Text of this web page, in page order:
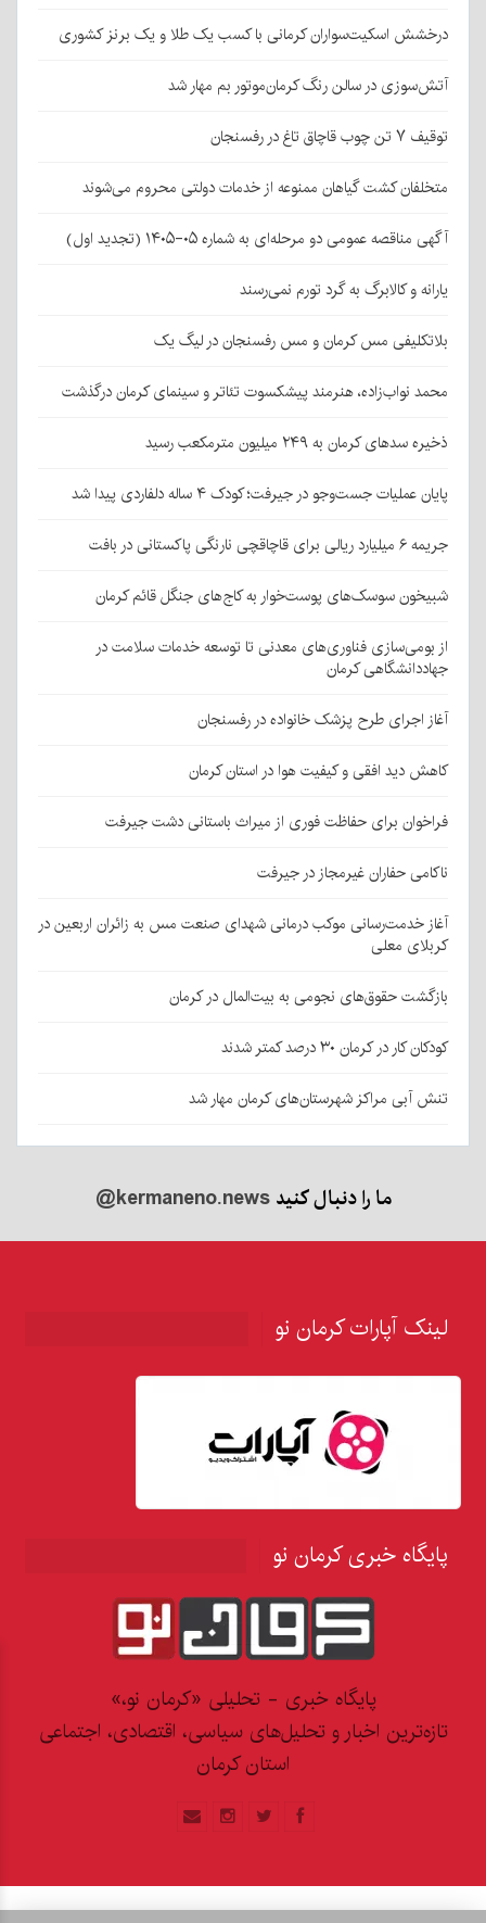
درخشش اسکیت‌سواران کرمانی با کسب یک طلا و یک برنز کشوری
آتش‌سوزی در سالن رنگ کرمان‌موتور بم مهار شد
توقیف ۷ تن چوب قاچاق تاغ در رفسنجان
متخلفان کشت گیاهان ممنوعه از خدمات دولتی محروم می‌شوند
آگهی مناقصه عمومی دو مرحله‌ای به شماره ۰۵-۱۴۰۵ (تجدید اول)
یارانه و کالابرگ به گرد تورم نمی‌رسند
بلاتکلیفی مس کرمان و مس رفسنجان در لیگ یک
محمد نواب‌زاده، هنرمند پیشکسوت تئاتر و سینمای کرمان درگذشت
ذخیره سدهای کرمان به ۲۴۹ میلیون مترمکعب رسید
پایان عملیات جست‌وجو در جیرفت؛ کودک ۴ ساله دلفاردی پیدا شد
جریمه ۶ میلیارد ریالی برای قاچاقچی نارنگی پاکستانی در بافت
شبیخون سوسک‌های پوست‌خوار به کاج‌های جنگل قائم کرمان
از بومی‌سازی فناوری‌های معدنی تا توسعه خدمات سلامت در
جهاددانشگاهی کرمان
آغاز اجرای طرح پزشک خانواده در رفسنجان
کاهش دید افقی و کیفیت هوا در استان کرمان
فراخوان برای حفاظت فوری از میراث باستانی دشت جیرفت
ناکامی حفاران غیرمجاز در جیرفت
آغاز خدمت‌رسانی موکب درمانی شهدای صنعت مس به زائران اربعین در
کربلای معلی
بازگشت حقوق‌های نجومی به بیت‌المال در کرمان
کودکان کار در کرمان ۳۰ درصد کمتر شدند
تنش آبی مراکز شهرستان‌های کرمان مهار شد
ما را دنبال کنید@kermaneno.news
لینک آپارات کرمان نو
پایگاه خبری کرمان نو
پایگاه خبری - تحلیلی «کرمان نو،»
تازه‌ترین اخبار و تحلیل‌های سیاسی، اقتصادی، اجتماعی
استان کرمان